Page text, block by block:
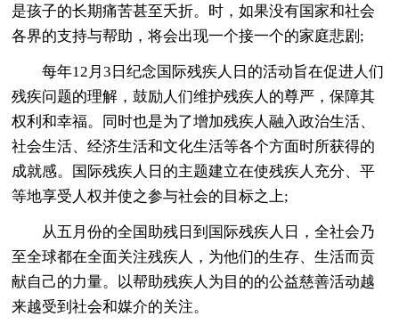
是孩子的长期痛苦甚至夭折。时，如果没有国家和社会
各界的支持与帮助，将会出现一个接一个的家庭悲剧;
每年12月3日纪念国际残疾人日的活动旨在促进人们
残疾问题的理解，鼓励人们维护残疾人的尊严，保障其
权利和幸福。同时也是为了增加残疾人融入政治生活、
社会生活、经济生活和文化生活等各个方面时所获得的
成就感。国际残疾人日的主题建立在使残疾人充分、平
等地享受人权并使之参与社会的目标之上;
从五月份的全国助残日到国际残疾人日，全社会乃
至全球都在全面关注残疾人，为他们的生存、生活而贡
献自己的力量。以帮助残疾人为目的的公益慈善活动越
来越受到社会和媒介的关注。